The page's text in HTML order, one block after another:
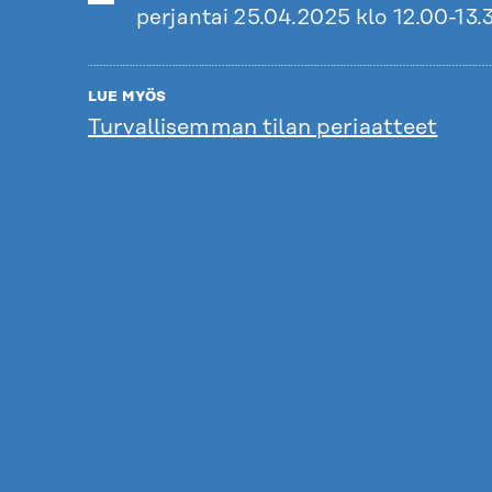
perjantai 25.04.2025 klo 12.00-
LUE MYÖS
Turvallisemman tilan periaatteet